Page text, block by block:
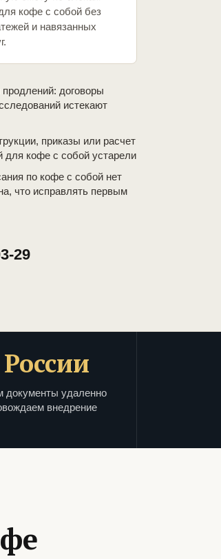
кофе с собой без
и навязанных
продлений: договоры
истекают
приказы или расчет
для кофе с собой устарели
по кофе с собой нет
что исправлять первым
29
документы удаленно
внедрение